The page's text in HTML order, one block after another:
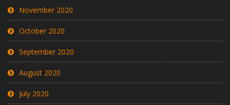
November 2020
October 2020
September 2020
August 2020
July 2020